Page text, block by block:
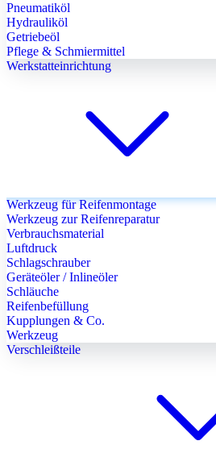
Pneumatiköl
Hydrauliköl
Getriebeöl
Pflege & Schmiermittel
Werkstatteinrichtung
Werkzeug für Reifenmontage
Werkzeug zur Reifenreparatur
Verbrauchsmaterial
Luftdruck
Schlagschrauber
Geräteöler / Inlineöler
Schläuche
Reifenbefüllung
Kupplungen & Co.
Werkzeug
Verschleißteile